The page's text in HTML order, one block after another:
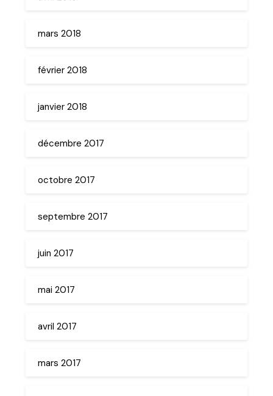
mars 2018
février 2018
janvier 2018
décembre 2017
octobre 2017
septembre 2017
juin 2017
mai 2017
avril 2017
mars 2017